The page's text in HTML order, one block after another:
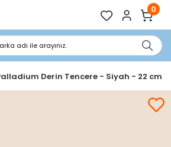
0
adı ile arayınız.
Derin Tencere - Siyah - 22 cm